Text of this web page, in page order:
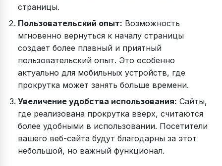
страницы.
Пользовательский опыт: Возможность
мгновенно вернуться к началу страницы
создает более плавный и приятный
пользовательский опыт. Это особенно
актуально для мобильных устройств, где
прокрутка может занять больше времени.
Увеличение удобства использования: Сайты,
где реализована прокрутка вверх, считаются
более удобными в использовании. Посетители
вашего веб-сайта будут благодарны за этот
небольшой, но важный функционал.